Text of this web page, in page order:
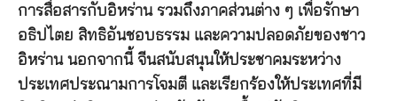
การสื่อสารกับอิหร่าน รวมถึงภาคส่วนต่าง ๆ เพื่อรักษา
อธิปไตย สิทธิอันชอบธรรม และความปลอดภัยของชาว
อิหร่าน นอกจากนี้ จีนสนับสนุนให้ประชาคมระหว่าง
ประเทศประณามการโจมตี และเรียกร้องให้ประเทศที่มี